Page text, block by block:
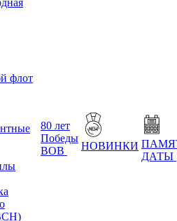
флот
80 лет
Победы
ВОВ
НОВИНКИ
ДАТЫ